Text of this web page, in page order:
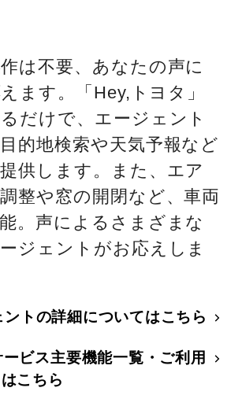
は不要、あなたの声に
ます。「Hey,トヨタ」
だけで、エージェント
的地検索や天気予報など
供します。また、エア
整や窓の開閉など、車両
。声によるさまざまな
ジェントがお応えしま
ントの詳細についてはこちら
ビス主要機能一覧・ご利用
こちら